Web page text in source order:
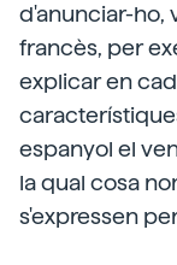
d'anunciar-ho,
francès, per
explicar en
espanyol el
la qual cosa
s'expressen